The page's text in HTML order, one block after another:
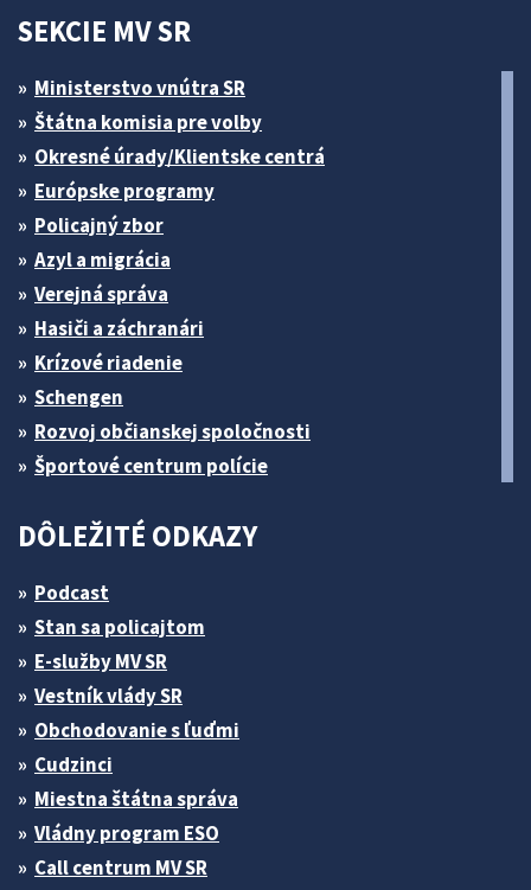
SEKCIE MV SR
Ministerstvo vnútra SR
Štátna komisia pre volby
Okresné úrady/Klientske centrá
Európske programy
Policajný zbor
Azyl a migrácia
Verejná správa
Hasiči a záchranári
Krízové riadenie
Schengen
Rozvoj občianskej spoločnosti
Športové centrum polície
DÔLEŽITÉ ODKAZY
Podcast
Stan sa policajtom
E-služby MV SR
Vestník vlády SR
Obchodovanie s ľuďmi
Cudzinci
Miestna štátna správa
Vládny program ESO
Call centrum MV SR